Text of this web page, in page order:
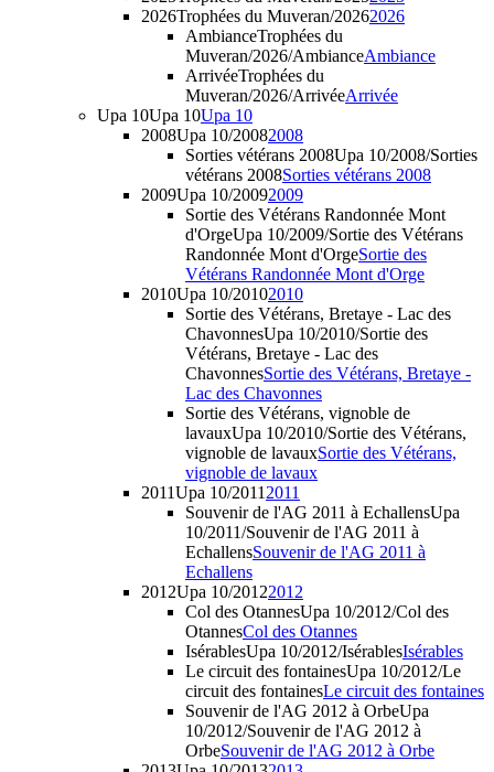
2026Trophées du Muveran/20262026
AmbianceTrophées du
Muveran/2026/AmbianceAmbiance
ArrivéeTrophées du
Muveran/2026/ArrivéeArrivée
Upa 10Upa 10Upa 10
2008Upa 10/20082008
Sorties vétérans 2008Upa 10/2008/Sorties
vétérans 2008Sorties vétérans 2008
2009Upa 10/20092009
Sortie des Vétérans Randonnée Mont
d'OrgeUpa 10/2009/Sortie des Vétérans
Randonnée Mont d'OrgeSortie des
Vétérans Randonnée Mont d'Orge
2010Upa 10/20102010
Sortie des Vétérans, Bretaye - Lac des
ChavonnesUpa 10/2010/Sortie des
Vétérans, Bretaye - Lac des
ChavonnesSortie des Vétérans, Bretaye -
Lac des Chavonnes
Sortie des Vétérans, vignoble de
lavauxUpa 10/2010/Sortie des Vétérans,
vignoble de lavauxSortie des Vétérans,
vignoble de lavaux
2011Upa 10/2011 2011
Souvenir de l'AG 2011 à EchallensUpa
10/2011/Souvenir de l'AG 2011 à
EchallensSouvenir de l'AG 2011 à
Echallens
2012Upa 10/20122012
Col des OtannesUpa 10/2012/Col des
OtannesCol des Otannes
IsérablesUpa 10/2012/IsérablesIsérables
Le circuit des fontainesUpa 10/2012/Le
circuit des fontainesLe circuit des fontaines
Souvenir de l'AG 2012 à OrbeUpa
10/2012/Souvenir de l'AG 2012 à
OrbeSouvenir de l'AG 2012 à Orbe